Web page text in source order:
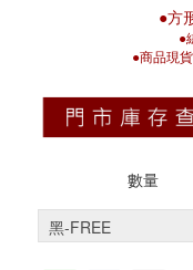
●方
●
●商品現
數量